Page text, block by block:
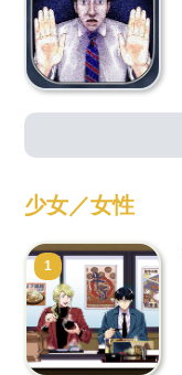
少女／女性
1